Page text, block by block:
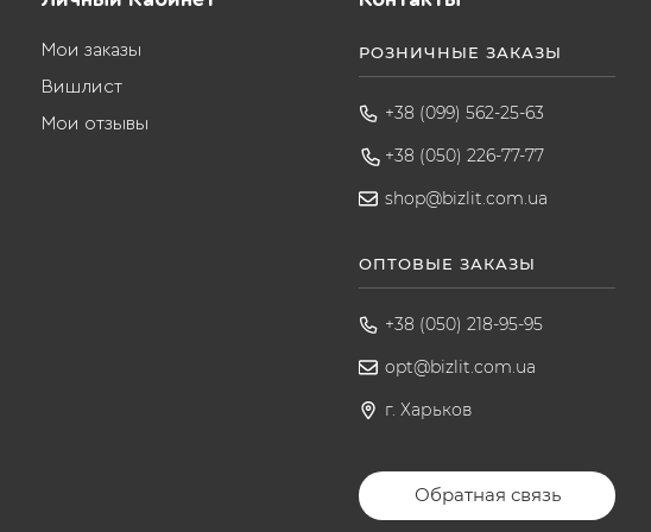
Мои заказы
Вишлист
Мои отзывы
РОЗНИЧНЫЕ ЗАКАЗЫ
+38 (099) 562-25-63
+38 (050) 226-77-77
shop@bizlit.com.ua
ОПТОВЫЕ ЗАКАЗЫ
+38 (050) 218-95-95
opt@bizlit.com.ua
г. Харьков
Обратная связь